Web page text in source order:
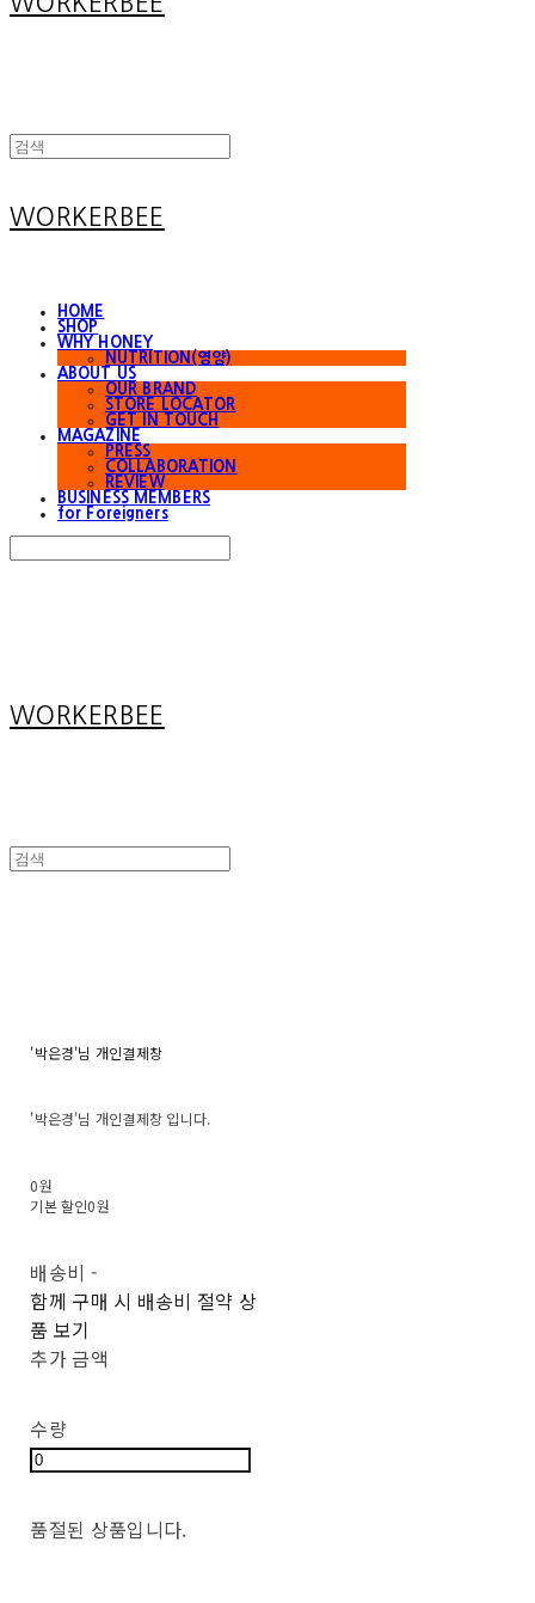
WORKERBEE
HOME
SHOP
WHY HONEY
NUTRITION(영양)
ABOUT US
OUR BRAND
STORE LOCATOR
GET IN TOUCH
MAGAZINE
PRESS
COLLABORATION
REVIEW
BUSINESS MEMBERS
for Foreigners
WORKERBEE
'박은경'님 개인결제창
'박은경'님 개인결제창 입니다.
0원
기본 할인0원
배송비 -
함께 구매 시 배송비 절약 상
품 보기
추가 금액
수량
품절된 상품입니다.